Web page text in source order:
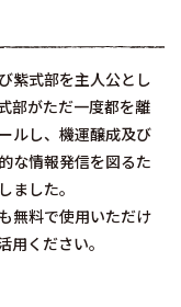
紫式部を主人公とし
部がただ一度都を離
ルし、機運醸成及び
な情報発信を図るた
ました。
無料で使用いただけ
ください。